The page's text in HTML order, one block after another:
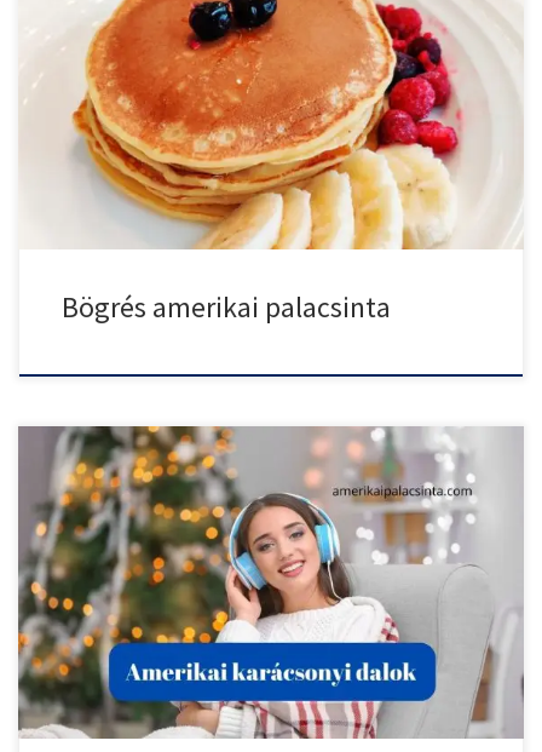
Bögrés amerikai palacsinta, ha Te sem szereted a hozzávalókat
méricskélni […]
Bögrés amerikai palacsinta
Nincs karácsony karácsonyi dalok nélkül, amiben az amerikaiak
nagyon jó, […]